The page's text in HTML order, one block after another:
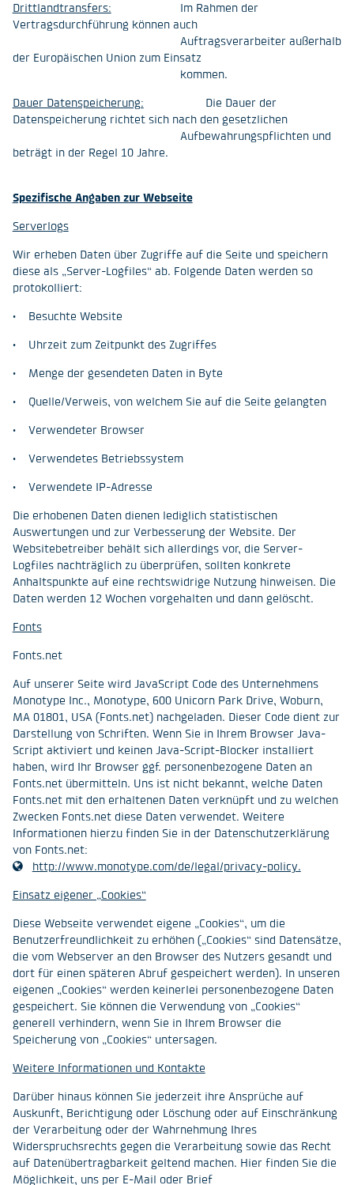
Drittlandtransfers:
Im Rahmen der
Vertragsdurchführung können auch
Auftragsverarbeiter außerhalb
der Europäischen Union zum Einsatz
kommen.
Dauer Datenspeicherung:
Die Dauer der
Datenspeicherung richtet sich nach den gesetzlichen
Aufbewahrungspflichten und
beträgt in der Regel 10 Jahre.
Spezifische Angaben zur Webseite
Serverlogs
Wir erheben Daten über Zugriffe auf die Seite und speichern
diese als „Server-Logfiles“ ab. Folgende Daten werden so
protokolliert:
• Besuchte Website
• Uhrzeit zum Zeitpunkt des Zugriffes
• Menge der gesendeten Daten in Byte
• Quelle/Verweis, von welchem Sie auf die Seite gelangten
• Verwendeter Browser
• Verwendetes Betriebssystem
• Verwendete IP-Adresse
Die erhobenen Daten dienen lediglich statistischen
Auswertungen und zur Verbesserung der Website. Der
Websitebetreiber behält sich allerdings vor, die Server-
Logfiles nachträglich zu überprüfen, sollten konkrete
Anhaltspunkte auf eine rechtswidrige Nutzung hinweisen. Die
Daten werden 12 Wochen vorgehalten und dann gelöscht.
Fonts
Fonts.net
Auf unserer Seite wird JavaScript Code des Unternehmens
Monotype Inc., Monotype, 600 Unicorn Park Drive, Woburn,
MA 01801, USA (Fonts.net) nachgeladen. Dieser Code dient zur
Darstellung von Schriften. Wenn Sie in Ihrem Browser Java-
Script aktiviert und keinen Java-Script-Blocker installiert
haben, wird Ihr Browser ggf. personenbezogene Daten an
Fonts.net übermitteln. Uns ist nicht bekannt, welche Daten
Fonts.net mit den erhaltenen Daten verknüpft und zu welchen
Zwecken Fonts.net diese Daten verwendet. Weitere
Informationen hierzu finden Sie in der Datenschutzerklärung
von Fonts.net:
http://www.monotype.com/de/legal/privacy-policy.
Einsatz eigener „Cookies“
Diese Webseite verwendet eigene „Cookies“, um die
Benutzerfreundlichkeit zu erhöhen („Cookies“ sind Datensätze,
die vom Webserver an den Browser des Nutzers gesandt und
dort für einen späteren Abruf gespeichert werden). In unseren
eigenen „Cookies“ werden keinerlei personenbezogene Daten
gespeichert. Sie können die Verwendung von „Cookies“
generell verhindern, wenn Sie in Ihrem Browser die
Speicherung von „Cookies“ untersagen.
Weitere Informationen und Kontakte
Darüber hinaus können Sie jederzeit ihre Ansprüche auf
Auskunft, Berichtigung oder Löschung oder auf Einschränkung
der Verarbeitung oder der Wahrnehmung Ihres
Widerspruchsrechts gegen die Verarbeitung sowie das Recht
auf Datenübertragbarkeit geltend machen. Hier finden Sie die
Möglichkeit, uns per E-Mail oder Brief